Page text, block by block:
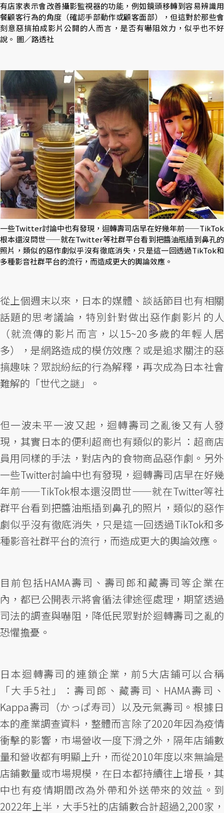
有店家表示會改善攝影監視器的功能，例如鏡頭移轉到容易辨識用
餐顧客行為的角度（確認手部動作或顧客面部），但這對於那些會
刻意惡搞拍成影片公開的人而言，是否有嚇阻效力，似乎也不好
說。 圖／路透社
一些Twitter討論中也有發現，迴轉壽司店早在好幾年前——TikTok
根本還沒問世——就在Twitter等社群平台看到把醬油瓶插到鼻孔的
照片，類似的惡作劇似乎沒有徹底消失，只是這一回透過TikTok和
多種影音社群平台的流行，而造成更大的輿論效應。
從上個週末以來，日本的媒體、談話節目也有相關
話題的思考議論，特別針對做出惡作劇影片的人
（就流傳的影片而言，以15~20多歲的年輕人居
多），是網路造成的模仿效應？或是追求關注的惡
搞趣味？眾說紛紜的行為解釋，再次成為日本社會
難解的「世代之謎」。
但一波未平一波又起，迴轉壽司之亂後又有人發
現，其實日本的便利超商也有類似的影片：超商店
員用同樣的手法，對店內的食物商品惡作劇。另外
一些Twitter討論中也有發現，迴轉壽司店早在好幾
年前——TikTok根本還沒問世——就在Twitter等社
群平台看到把醬油瓶插到鼻孔的照片，類似的惡作
劇似乎沒有徹底消失，只是這一回透過TikTok和多
種影音社群平台的流行，而造成更大的輿論效應。
目前包括HAMA壽司、壽司郎和藏壽司等企業在
內，都已公開表示將會循法律途徑處理，期望透過
司法的調查與嚇阻，降低民眾對於迴轉壽司之亂的
恐懼擔憂。
日本迴轉壽司的連鎖企業，前5大店鋪可以合稱
「大手5社」：壽司郎、藏壽司、HAMA壽司、
Kappa壽司（かっぱ寿司）以及元氣壽司。根據日
本的產業調查資料，整體而言除了2020年因為疫情
衝擊的影響，市場營收一度下滑之外，隔年店鋪數
量和營收都有明顯上升，而從2010年度以來無論是
店鋪數量或市場規模，在日本都持續往上增長，其
中也有疫情期間改為外帶和外送帶來的效益。到
2022年上半，大手5社的店鋪數合計超過2,200家，